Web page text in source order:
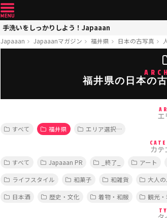
手洗いをしっかりしよう！Japaaan
Japaaan Japaaanマガジン 福井県 日本の古写真
福井県の日本の
エ
すべて 福井県 エリア選択…
カテ
すべて Japaaan PR _終了_ アート
ライフスタイル
和菓子 和雑貨 大人
日本酒
歴史・文化 着物・和服 観光